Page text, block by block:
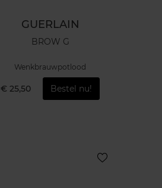
GUERLAIN
BROW G
Wenkbrauwpotlood
€ 25,50 Bestel nu!